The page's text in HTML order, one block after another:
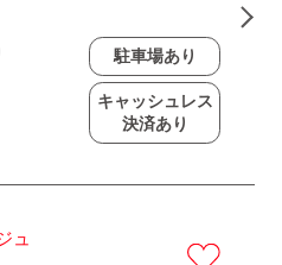
駐車場あり
キャッシュレス
決済あり
ュ